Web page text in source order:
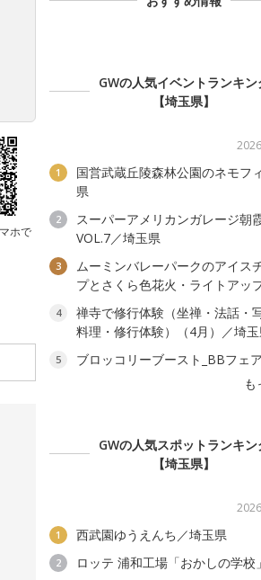
ホで
GWの人気イベントランキン
【埼玉県】
1
国営武蔵丘陵森林公園のネモフ
県
2
スーパーアメリカンガレージ朝
VOL.7／埼玉県
3
ムーミンバレーパークのアイス
プとさくら色花火・ライトアッ
4
禅寺で修行体験（坐禅・法話・
料理・修行体験）（4月）／埼
5
ブロッコリーブースト_BBフェ
も
GWの人気スポットランキン
【埼玉県】
1 西武園ゆうえんち／埼玉県
2 ロッテ 浦和工場「おかしの学校